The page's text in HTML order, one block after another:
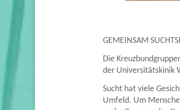
GEMEINSAM
Die
der Universitätskinik
Sucht hat viele
Umfeld. Um